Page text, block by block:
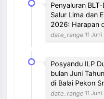
Penyaluran
Salur Lima dan
2026: Harapan
date_range 11
Posyandu ILP
bulan Juni
di Balai Pekon
date_range 11